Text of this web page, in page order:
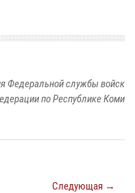
Федеральной службы войск
по Республике Коми
Следующая →